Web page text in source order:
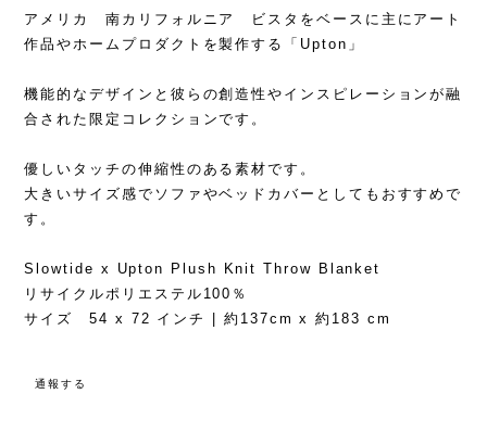
アメリカ 南カリフォルニア ビスタをベースに主にアート
作品やホームプロダクトを製作する「Upton」
機能的なデザインと彼らの創造性やインスピレーションが融
合された限定コレクションです。
優しいタッチの伸縮性のある素材です。
大きいサイズ感でソファやベッドカバーとしてもおすすめで
す。
Slowtide x Upton Plush Knit Throw Blanket
リサイクルポリエステル100％
サイズ 54 x 72 インチ | 約137cm x 約183 cm
通報する